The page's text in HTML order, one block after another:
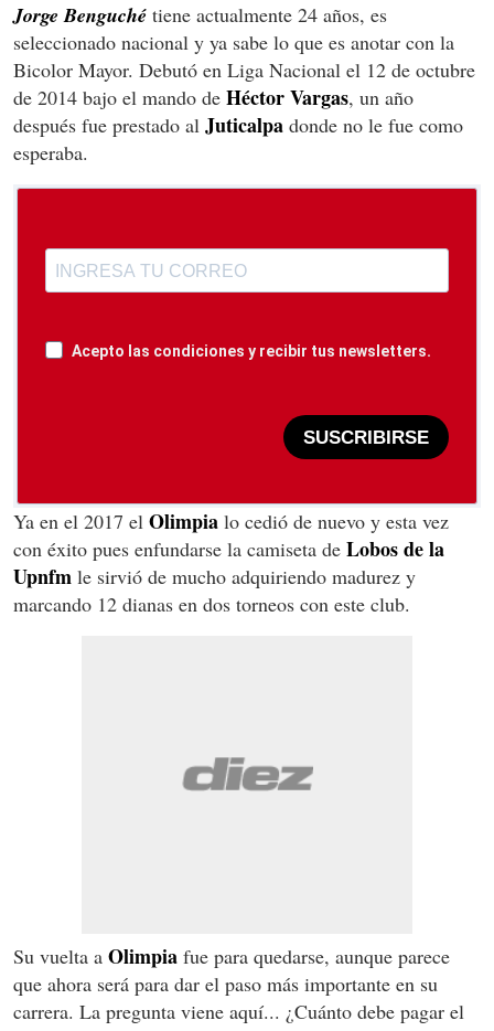
Jorge Benguché tiene actualmente 24 años, es
seleccionado nacional y ya sabe lo que es anotar con la
Bicolor Mayor. Debutó en Liga Nacional el 12 de octubre
de 2014 bajo el mando de Héctor Vargas, un año
después fue prestado al Juticalpa donde no le fue como
esperaba.
Acepto las condiciones y recibir tus newsletters.
SUSCRIBIRSE
Ya en el 2017 el Olimpia lo cedió de nuevo y esta vez
con éxito pues enfundarse la camiseta de Lobos de la
Upnfm le sirvió de mucho adquiriendo madurez y
marcando 12 dianas en dos torneos con este club.
Su vuelta a Olimpia fue para quedarse, aunque parece
que ahora será para dar el paso más importante en su
carrera. La pregunta viene aquí... ¿Cuánto debe pagar el